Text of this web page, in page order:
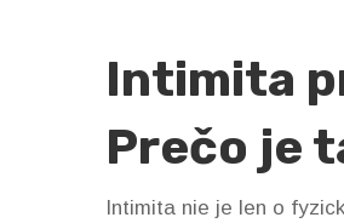
Intimita
Prečo je
Intimita nie je len o